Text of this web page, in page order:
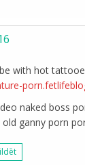
with hot
naked boss
ganny porn